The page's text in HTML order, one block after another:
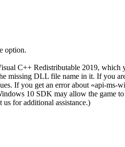
option.
C++ Redistributable 2019,
missing DLL file name in it. If you
If you get an error about «api-ms-
10 SDK may allow the game
us for additional assistance.)